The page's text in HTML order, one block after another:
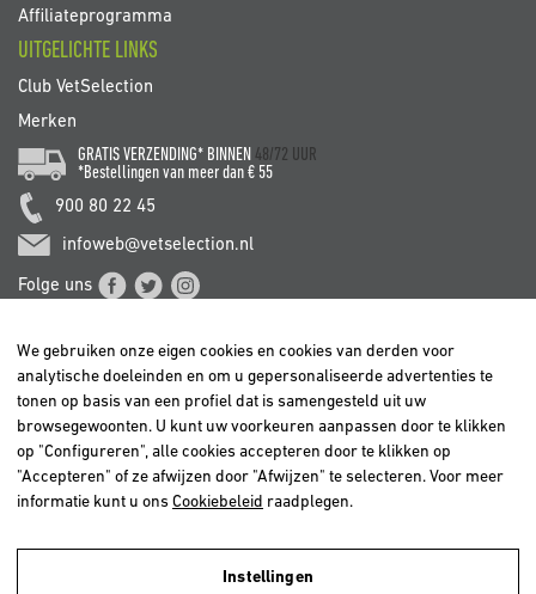
Affiliateprogramma
UITGELICHTE LINKS
Club VetSelection
Merken
GRATIS VERZENDING* BINNEN 48/72 UUR
*Bestellingen van meer dan € 55
900 80 22 45
infoweb@vetselection.nl
Folge uns
BELGIË / BELGIQUE
DEUTSCHLAND
ESPAÑA
ITALIA
We gebruiken onze eigen cookies en cookies van derden voor
analytische doeleinden en om u gepersonaliseerde advertenties te
tonen op basis van een profiel dat is samengesteld uit uw
browsegewoonten. U kunt uw voorkeuren aanpassen door te klikken
op "Configureren", alle cookies accepteren door te klikken op
"Accepteren" of ze afwijzen door "Afwijzen" te selecteren. Voor meer
informatie kunt u ons Cookiebeleid raadplegen.
Instellingen